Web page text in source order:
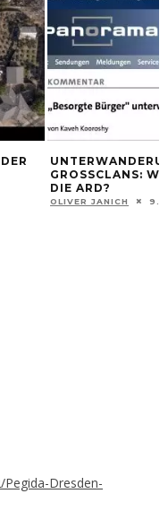
DURCH
WARUM VERHARMLOST
9. NOVEMBER 2017
Dresden-